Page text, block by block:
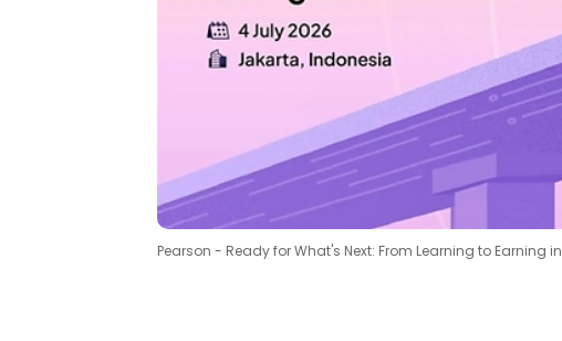
Pearson - Ready for What's Next: From Learning to Earning